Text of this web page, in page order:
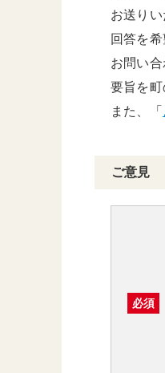
頑張る
グラム
お送り
回答を
お問い
要旨を町
また、「
ご意見
必須